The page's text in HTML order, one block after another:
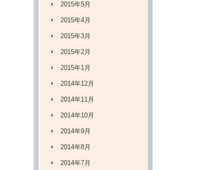
2015年5月
2015年4月
2015年3月
2015年2月
2015年1月
2014年12月
2014年11月
2014年10月
2014年9月
2014年8月
2014年7月